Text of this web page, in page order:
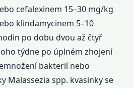
cefalexinem 15–30 mg/kg
klindamycinem 5–10
po dobu dvou až čtyř
týdne po úplném zhojení
bakterií nebo
Malassezia spp. kvasinky se